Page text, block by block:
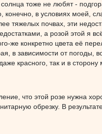
тоже не любят -
конечно, в условиях моей,
тяжелых почвах, эти
а розой этой я
же конкретно цвета её
в зависимости от погоды,
красного, так и в
что этой розе нужна
обрезку. В